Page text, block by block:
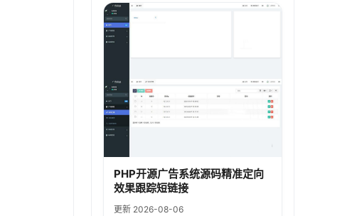
PHP开源广告系统源码精准定向
效果跟踪短链接
更新 2026-08-06